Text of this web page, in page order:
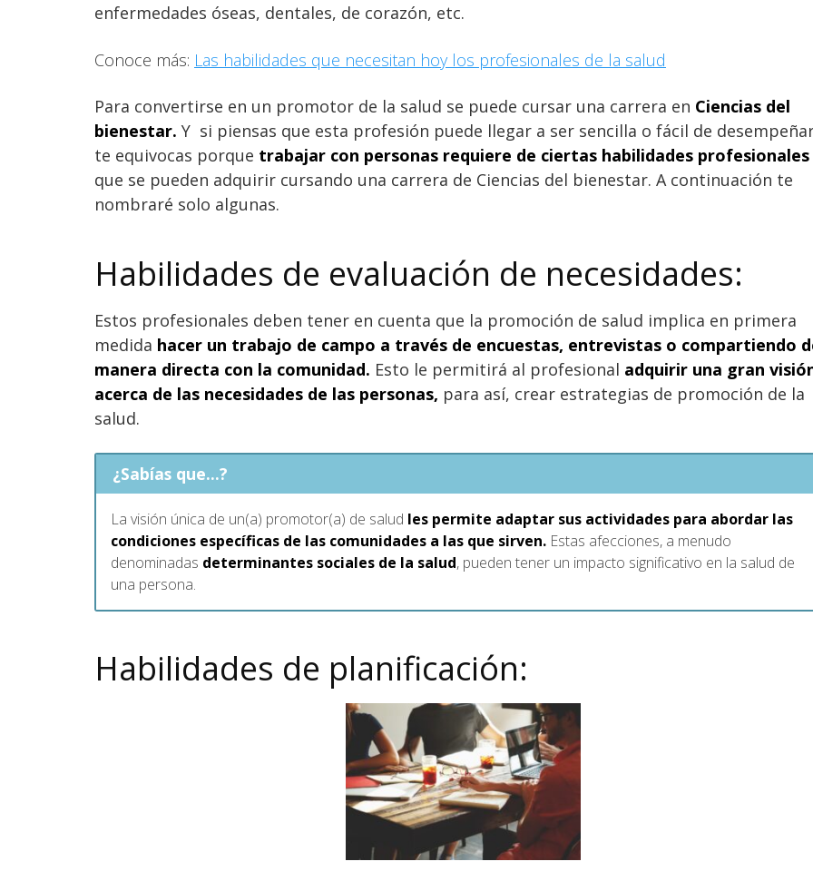
enfermedades óseas, dentales, de corazón, etc.
Conoce más: Las habilidades que necesitan hoy los profesionales de la salud
Para convertirse en un promotor de la salud se puede cursar una carrera en Ciencias del
bienestar. Y si piensas que esta profesión puede llegar a ser sencilla o fácil de
te equivocas porque trabajar con personas requiere de ciertas habilidades profesionales
que se pueden adquirir cursando una carrera de Ciencias del bienestar. A continuación te
nombraré solo algunas.
Habilidades de evaluación de necesidades:
Estos profesionales deben tener en cuenta que la promoción de salud implica en primera
medida hacer un trabajo de campo a través de encuestas, entrevistas o compartiendo
manera directa con la comunidad. Esto le permitirá al profesional adquirir una gran
acerca de las necesidades de las personas, para así, crear estrategias de promoción de la
salud.
¿Sabías que...?
La visión única de un(a) promotor(a) de salud les permite adaptar sus actividades para abordar las
condiciones específicas de las comunidades a las que sirven. Estas afecciones, a menudo
denominadas determinantes sociales de la salud, pueden tener un impacto significativo en la salud de
una persona.
Habilidades de planificación: